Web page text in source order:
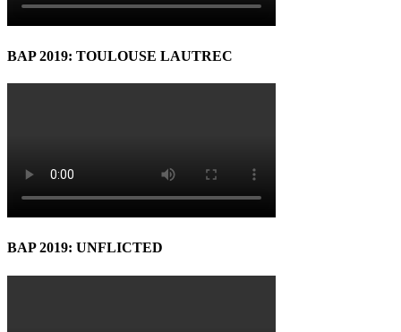
BAP 2019: TOULOUSE LAUTREC
BAP 2019: UNFLICTED